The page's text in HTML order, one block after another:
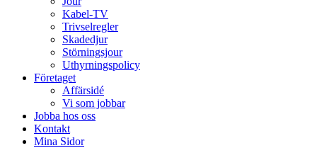
Kabel-TV
Trivselregler
Skadedjur
Störningsjour
Uthyrningspolicy
Företaget
Affärsidé
Vi som jobbar
Jobba hos oss
Kontakt
Mina Sidor